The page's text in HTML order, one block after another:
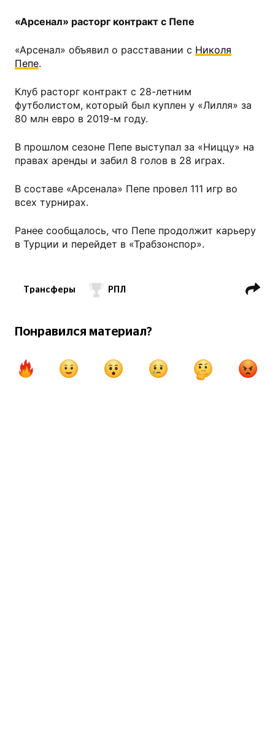
«Арсенал» расторг контракт с Пепе
«Арсенал» объявил о расставании с Николя
Пепе.
Клуб расторг контракт с 28-летним
футболистом, который был куплен у «Лилля» за
80 млн евро в 2019-м году.
В прошлом сезоне Пепе выступал за «Ниццу» на
правах аренды и забил 8 голов в 28 играх.
В составе «Арсенала» Пепе провел 111 игр во
всех турнирах.
Ранее сообщалось, что Пепе продолжит карьеру
в Турции и перейдет в «Трабзонспор».
Трансферы РПЛ
ФК Динамо Москва Вильсон Изидор
Ярослав Михайлов
Понравился материал?